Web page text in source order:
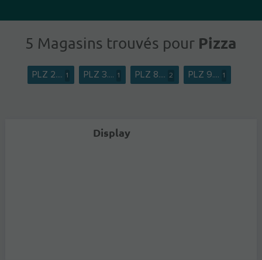
5 Magasins trouvés pour Pizza
PLZ 2.... 1 PLZ 3.... 1 PLZ 8.... 2 PLZ 9.... 1
Display